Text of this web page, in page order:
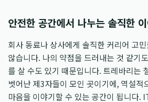
안전한 공간에서 나누는 솔직한
회사 동료나 상사에게 솔직한 커리어 고
않습니다. 나의 약점을 드러내는 것 같기
를 살 수도 있기 때문입니다. 트레바리는
벗어난 제3자들이 모인 곳이기에, 역설적
마음을 이야기할 수 있는 공간이 됩니다.